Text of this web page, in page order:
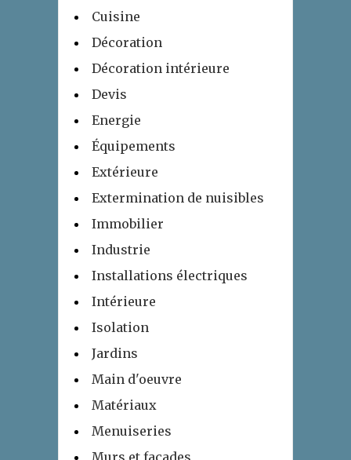
Cuisine
Décoration
Décoration intérieure
Devis
Energie
Équipements
Extérieure
Extermination de nuisibles
Immobilier
Industrie
Installations électriques
Intérieure
Isolation
Jardins
Main d'oeuvre
Matériaux
Menuiseries